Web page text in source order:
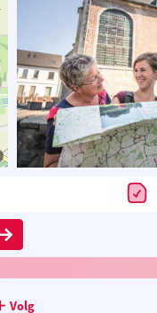
Volg